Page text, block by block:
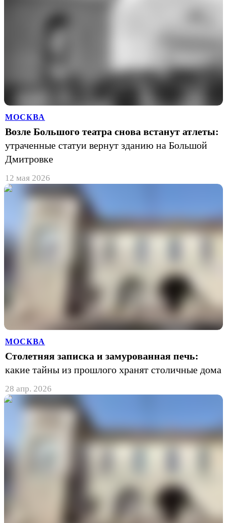
МОСКВА
Возле Большого театра снова встанут атлеты:
утраченные статуи вернут зданию на Большой
Дмитровке
12 мая 2026
МОСКВА
Столетняя записка и замурованная печь:
какие тайны из прошлого хранят столичные дома
28 апр. 2026